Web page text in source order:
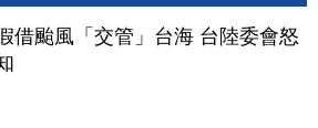
借颱風「交管」台海 台陸委會怒